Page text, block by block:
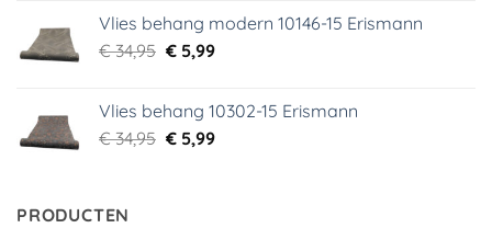
€ 39,95.€ 5,99.
Vlies behang modern 10146-15 Erismann
€34,95 Oorspronkelijke
€ 34,95.
€5,99Huidige
€ 5,99.
Vlies behang 10302-15 Erismann
€34,95 Oorspronkelijke
€5,99Huidige
PRODUCTEN